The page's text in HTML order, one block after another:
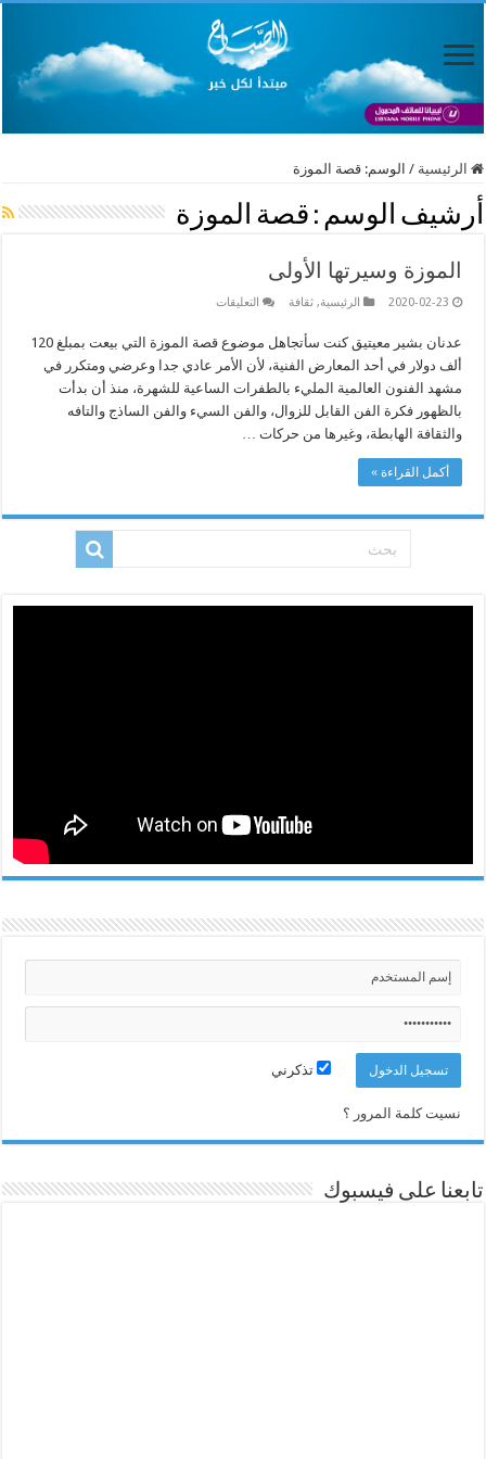
الرئيسية / الوسم:قصة الموزة
أرشيف الوسم : قصة الموزة
الموزة وسيرتها الأولى
2020-02-23 الرئيسية,ثقافة التعليقات
الأولى
مغلقة
عدنان بشير معيتيق كنت سأتجاهل موضوع قصة الموزة التي بيعت بمبلغ 120
ألف دولار في أحد المعارض الفنية، لأن الأمر عادي جدا وعرضي ومتكرر في
مشهد الفنون العالمية المليء بالطفرات الساعية للشهرة، منذ أن بدأت
بالظهور فكرة الفن القابل للزوال، والفن السيء والفن الساذج والتافه
والثقافة الهابطة، وغيرها من حركات …
أكمل القراءة »
تذكرني
نسيت كلمة المرور ؟
تابعنا على فيسبوك